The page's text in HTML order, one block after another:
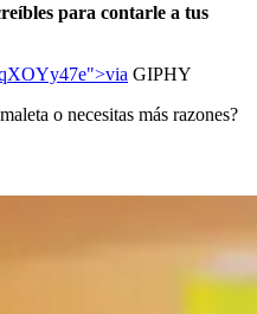
para contarle a tus
GIPHY
o necesitas más razones?